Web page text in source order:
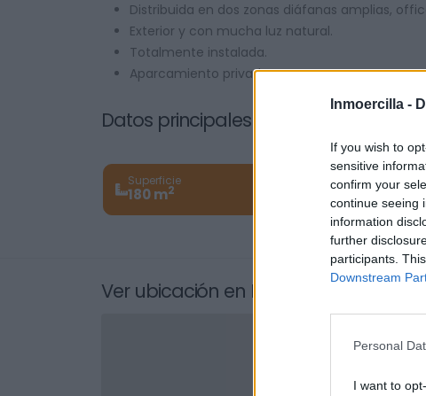
Inmoercilla -
If you wish to
sensitive
confirm your
continue seeing
information
further
participants.
Downstream
Personal
I want to
Distribuida en dos zonas diáfanas amplias,
Exterior y con mucha luz natural.
Totalmente instalada.
Aparcamiento privado.
Datos principales del inmueble
Superficie
180 m2
Baños
Ver ubicación en Loiu, Txorierri